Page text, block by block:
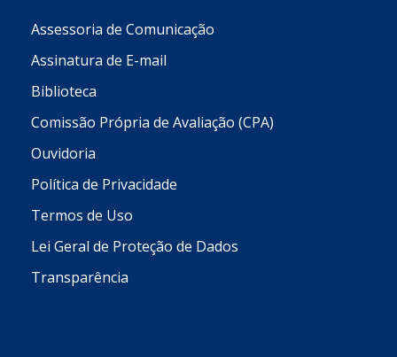
Assessoria de Comunicação
Assinatura de E-mail
Biblioteca
Comissão Própria de Avaliação (CPA)
Ouvidoria
Política de Privacidade
Termos de Uso
Lei Geral de Proteção de Dados
Transparência